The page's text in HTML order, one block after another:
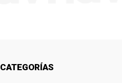
CATEGORÍAS